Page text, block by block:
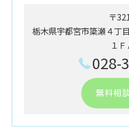
〒
栃木県宇都宮市簗瀬４丁
１
028-
無料相